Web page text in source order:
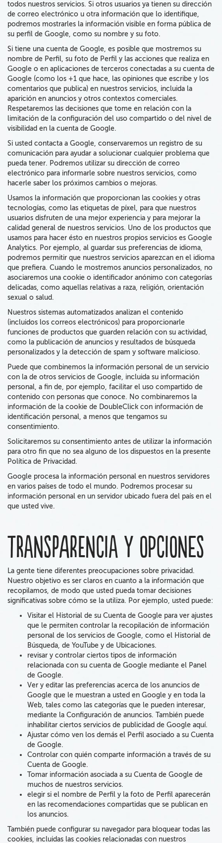
todos nuestros servicios. Si otros usuarios ya tienen su dirección
de correo electrónico u otra información que lo identifique,
podremos mostrarles la información visible en forma pública de
su perfil de Google, como su nombre y su foto.
Si tiene una cuenta de Google, es posible que mostremos su
nombre de Perfil, su foto de Perfil y las acciones que realiza en
Google o en aplicaciones de terceros conectadas a su cuenta de
Google (como los +1 que hace, las opiniones que escribe y los
comentarios que publica) en nuestros servicios, incluida la
aparición en anuncios y otros contextos comerciales.
Respetaremos las decisiones que tome en relación con la
limitación de la configuración del uso compartido o del nivel de
visibilidad en la cuenta de Google.
Si usted contacta a Google, conservaremos un registro de su
comunicación para ayudar a solucionar cualquier problema que
pueda tener. Podremos utilizar su dirección de correo
electrónico para informarle sobre nuestros servicios, como
hacerle saber los próximos cambios o mejoras.
Usamos la información que proporcionan las cookies y otras
tecnologías, como las etiquetas de píxel, para que nuestros
usuarios disfruten de una mejor experiencia y para mejorar la
calidad general de nuestros servicios. Uno de los productos que
usamos para hacer ésto en nuestros propios servicios es Google
Analytics. Por ejemplo, al guardar sus preferencias de idioma,
podremos permitir que nuestros servicios aparezcan en el idioma
que prefiera. Cuando le mostremos anuncios personalizados, no
asociaremos una cookie o identificador anónimo con categorías
delicadas, como aquellas relativas a raza, religión, orientación
sexual o salud.
Nuestros sistemas automatizados analizan el contenido
(incluidos los correos electrónicos) para proporcionarle
funciones de productos que guarden relación con su actividad,
como la publicación de anuncios y resultados de búsqueda
personalizados y la detección de spam y software malicioso.
Puede que combinemos la información personal de un servicio
con la de otros servicios de Google, incluida su información
personal, a fin de, por ejemplo, facilitar el uso compartido de
contenido con personas que conoce. No combinaremos la
información de la cookie de DoubleClick con información de
identificación personal, a menos que tengamos su
consentimiento.
Solicitaremos su consentimiento antes de utilizar la información
para otro fin que no sea alguno de los dispuestos en la presente
Política de Privacidad.
Google procesa la información personal en nuestros servidores
en varios países de todo el mundo. Podremos procesar su
información personal en un servidor ubicado fuera del país en el
que usted vive.
Transparencia y opciones
La gente tiene diferentes preocupaciones sobre privacidad.
Nuestro objetivo es ser claros en cuanto a la información que
recopilamos, de modo que usted pueda tomar decisiones
significativas sobre cómo se la utiliza. Por ejemplo, usted puede:
Visitar el Historial de su Cuenta de Google para ver ajustes
que le permiten controlar la recopilación de información
personal de los servicios de Google, como el Historial de
Búsqueda, de YouTube y de Ubicaciones.
revisar y controlar ciertos tipos de información
relacionada con su cuenta de Google mediante el Panel
de Google.
Ver y editar las preferencias acerca de los anuncios de
Google que le muestran a usted en Google y en toda la
Web, tales como las categorías que le pueden interesar,
mediante la Configuración de anuncios. También puede
inhabilitar ciertos servicios de publicidad de Google aquí.
Ajustar cómo ven los demás el Perfil asociado a su Cuenta
de Google.
Controlar con quién comparte información a través de su
Cuenta de Google.
Tomar información asociada a su Cuenta de Google de
muchos de nuestros servicios.
elegir si el nombre de Perfil y la foto de Perfil aparecerán
en las recomendaciones compartidas que se publican en
los anuncios.
También puede configurar su navegador para bloquear todas las
cookies, incluidas las cookies relacionadas con nuestros